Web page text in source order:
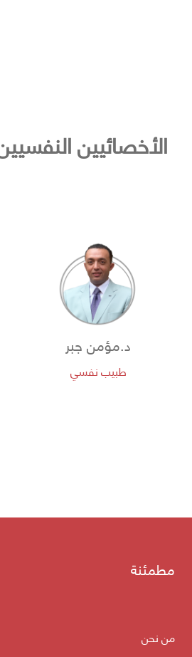
الأخصائيين
د.مؤمن جبر
طبيب نفسي
مطمئنة
من نحن